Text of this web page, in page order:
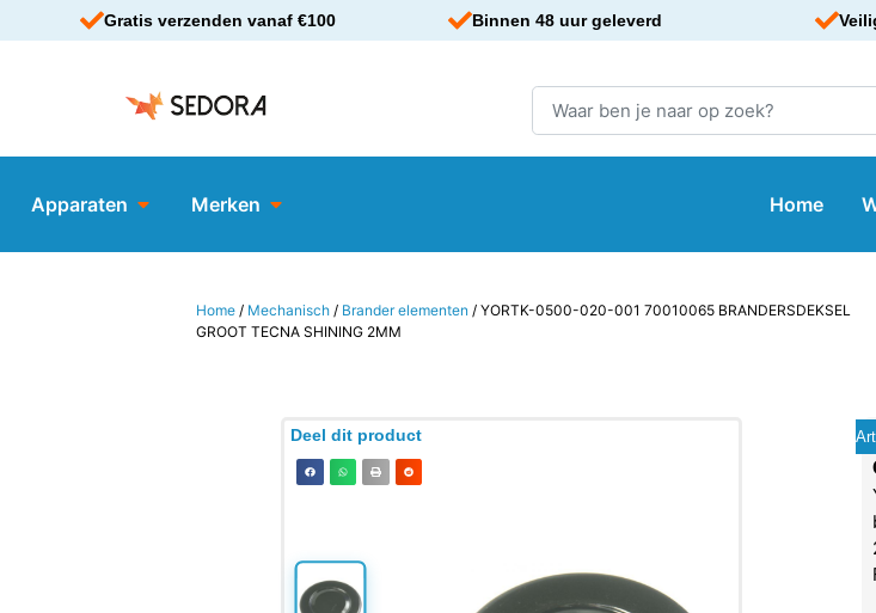
Gratis verzenden vanaf €100 Binnen 48 uur geleverd
Apparaten Merken Home
Home / Mechanisch / Brander elementen / YORTK-0500-020-001 70010065 BRANDERSDEKSEL
GROOT TECNA SHINING 2MM
Deel dit product